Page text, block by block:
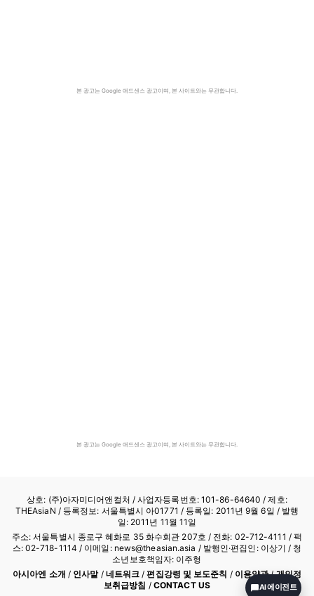
본 광고는 Google 애드센스 광고이며, 본 사이트와는 무관합니다.
본 광고는 Google 애드센스 광고이며, 본 사이트와는 무관합니다.
상호: (주)아자미디어앤컬처 /사업자등록번호: 101-86-64640 / 제호:
THEAsiaN / 등록정보: 서울특별시 아01771 / 등록일: 2011년 9월 6일 / 발행
일: 2011년 11월 11일
주소: 서울특별시 종로구 혜화로 35 화수회관 207호 / 전화: 02-712-4111 / 팩
스: 02-718-1114 / 이메일: news@theasian.asia / 발행인·편집인: 이상기 / 청
소년보호책임자: 이주형
아시아엔 소개 / 인사말/ 네트워크 /편집강령 및 보도준칙 / 이용약관/개인정
보취급방침 / CONTACT US
AI 에이전트